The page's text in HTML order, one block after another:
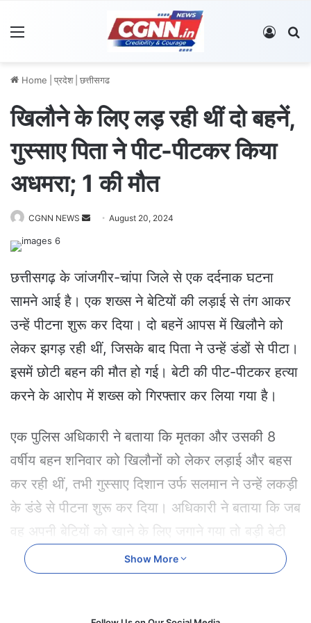
Log In
Home प्रदेश छत्तीसगढ
खिलौने के लिए लड़ रही थीं दो बहनें,
गुस्साए पिता ने पीट-पीटकर किया
अधमरा; 1 की मौत
CGNN NEWS
n
e
a
i
August 20, 2024
छत्तीसगढ़ के जांजगीर-चांपा जिले से एक दर्दनाक घटना
सामने आई है। एक शख्स ने बेटियों की लड़ाई से तंग आकर
उन्हें पीटना शुरू कर दिया। दो बहनें आपस में खिलौने को
लेकर झगड़ रही थीं, जिसके बाद पिता ने उन्हें डंडों से पीटा।
इसमें छोटी बहन की मौत हो गई। बेटी की पीट-पीटकर हत्या
करने के आरोप में शख्स को गिरफ्तार कर लिया गया है।
एक पुलिस अधिकारी ने बताया कि मृतका और उसकी 8
वर्षीय बहन शनिवार को खिलौनों को लेकर लड़ाई और बहस
कर रही थीं, तभी गुस्साए दिशान उर्फ ​​सलमान ने उन्हें लकड़ी
के डंडे से पीटना शुरू कर दिया। अधिकारी ने बताया कि जब
वह अपनी बेटियों को खाने के लिए जगाने गया तो बड़ी बेटी
दर्द से कराह रही थी, जबकि छोटी बेसुध पड़ी थी। वह दोनों
को पास के अस्पताल ले गया, जहां चिकित्सकों ने छोटी बेटी
Show More